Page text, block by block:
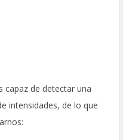
capaz de detectar una
intensidades, de lo que